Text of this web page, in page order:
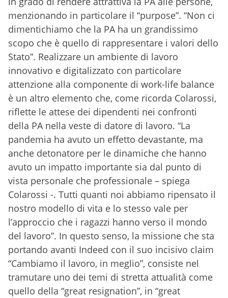
menzionando in particolare il “purpose”. “Non ci
dimentichiamo che la PA ha un grandissimo
scopo che è quello di rappresentare i valori dello
Stato”. Realizzare un ambiente di lavoro
innovativo e digitalizzato con particolare
attenzione alla componente di work-life balance
è un altro elemento che, come ricorda Colarossi,
riflette le attese dei dipendenti nei confronti
della PA nella veste di datore di lavoro. “La
pandemia ha avuto un effetto devastante, ma
anche detonatore per le dinamiche che hanno
avuto un impatto importante sia dal punto di
vista personale che professionale – spiega
Colarossi -. Tutti quanti noi abbiamo ripensato il
nostro modello di vita e lo stesso vale per
l’approccio che i ragazzi hanno verso il mondo
del lavoro”. In questo senso, la missione che sta
portando avanti Indeed con il suo incisivo claim
“Cambiamo il lavoro, in meglio”, consiste nel
tramutare uno dei temi di stretta attualità come
quello della “great resignation”, in “great